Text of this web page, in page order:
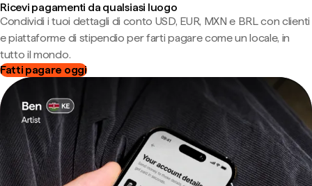
Ricevi pagamenti da qualsiasi luogo
Condividi i tuoi dettagli di conto USD, EUR, MXN e BRL con clienti
e piattaforme di stipendio per farti pagare come un locale, in
tutto il mondo.
Fatti pagare oggi